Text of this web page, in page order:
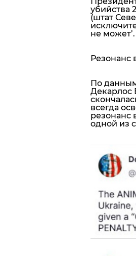
убийства
(штат
не может’.
Резонанс
По
Декарлос
всегда
резонанс
одной из